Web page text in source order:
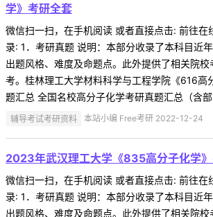
学》考研全套
微信扫一扫，在手机阅读 或者直接点击: 前往在
录: 1．考研真题 说明：本部分收录了本科目近
出题风格、难度及命题点。此外提供了相关院
考。桂林理工大学材料科学与工程学院《616高
题汇总 全国名校高分子化学考研真题汇总（含
辅导考试考研资料 本站小编 Free考研 2022-12-24
2023年武汉理工大学《835高分子化学
微信扫一扫，在手机阅读 或者直接点击: 前往在
录: 1．考研真题 说明：本部分收录了本科目近
出题风格、难度及命题点。此外提供了相关院